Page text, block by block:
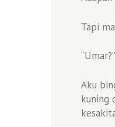
Tapi
“Umar?”
Aku
kuning